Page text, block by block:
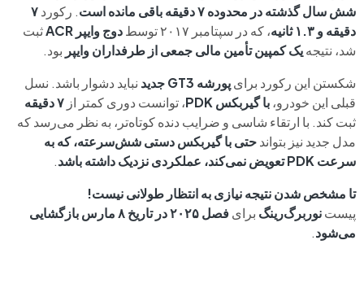
شش سال گذشته در محدوده ۷ دقیقه باقی مانده است
. رکورد۷
دقیقه و ۱.۳ ثانیه
، که در سپتامبر ۲۰۱۷ توسط دوج وایپر ACR
ثبت
شد، نتیجهیک کمپین تأمین مالی جمعی از طرفداران وایپر بود.
شکستن این رکورد برایپورشه GT3 جدید
نباید دشوار باشد. نسل
قبلی این خودرو،با گیربکس PDK ، توانست دوری کمتر از ۷ دقیقه
ثبت کند. با ارتقاء شاسی و ضرایب دنده کوتاه‌تر، به نظر می‌رسد که
مدل جدید نیز بتواندحتی با گیربکس دستی شش‌سرعته، که به
سرعت PDK تعویض نمی‌کند، عملکردی نزدیک داشته باشد
.
تا مشخص شدن نتیجه نیازی به انتظار طولانی نیست!
پیستنوربرگ‌رینگ برای
فصل ۲۰۲۵ در تاریخ ۸ مارس بازگشایی
می‌شود.